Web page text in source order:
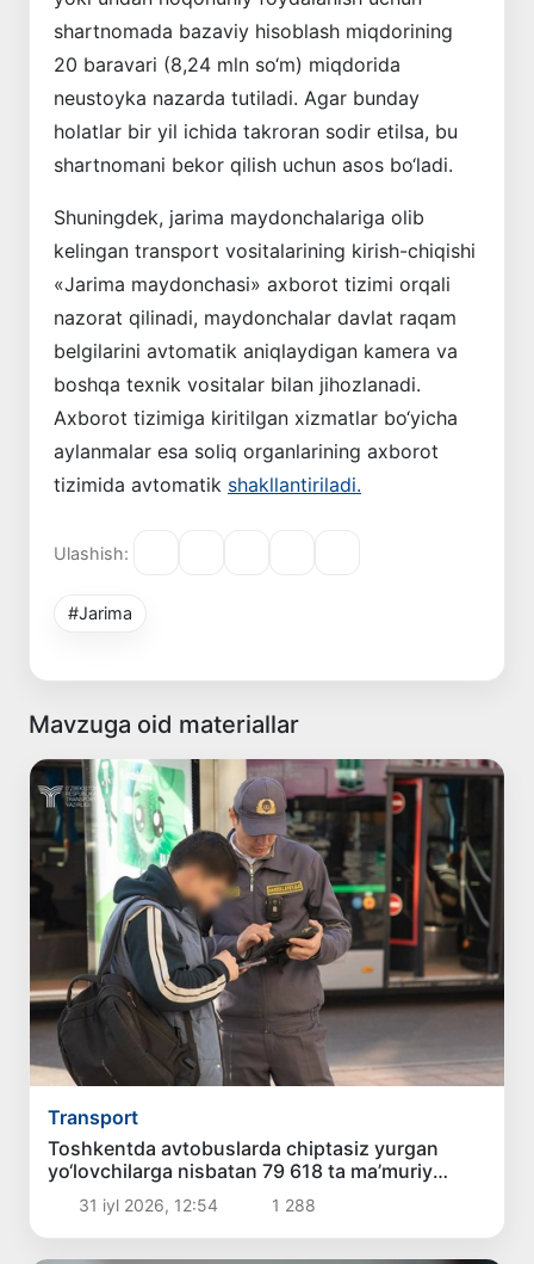
shartnomada bazaviy hisoblash miqdorining
20 baravari (8,24 mln so‘m) miqdorida
neustoyka nazarda tutiladi. Agar bunday
holatlar bir yil ichida takroran sodir etilsa, bu
shartnomani bekor qilish uchun asos bo‘ladi.
Shuningdek, jarima maydonchalariga olib
kelingan transport vositalarining kirish-chiqishi
«Jarima maydonchasi» axborot tizimi orqali
nazorat qilinadi, maydonchalar davlat raqam
belgilarini avtomatik aniqlaydigan kamera va
boshqa texnik vositalar bilan jihozlanadi.
Axborot tizimiga kiritilgan xizmatlar bo‘yicha
aylanmalar esa soliq organlarining axborot
tizimida avtomatik shakllantiriladi.
Ulashish:
#Jarima
Mavzuga oid materiallar
Transport
Toshkentda avtobuslarda chiptasiz yurgan
yo‘lovchilarga nisbatan 79 618 ta ma’muriy
bayonnoma rasmiylashtirilib, jarimalar
qo‘llanilgan
31 iyl 2026, 12:54 1 288